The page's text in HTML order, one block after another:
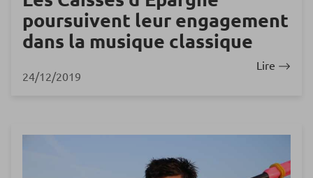
poursuivent leur engagement
dans la musique classique
24/12/2019
Lire